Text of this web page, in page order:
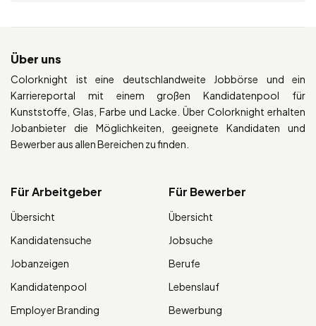
Über uns
Colorknight ist eine deutschlandweite Jobbörse und ein
Karriereportal mit einem großen Kandidatenpool für
Kunststoffe, Glas, Farbe und Lacke. Über Colorknight erhalten
Jobanbieter die Möglichkeiten, geeignete Kandidaten und
Bewerber aus allen Bereichen zu finden.
Für Arbeitgeber
Übersicht
Kandidatensuche
Jobanzeigen
Kandidatenpool
Employer Branding
Für Bewerber
Übersicht
Jobsuche
Berufe
Lebenslauf
Bewerbung